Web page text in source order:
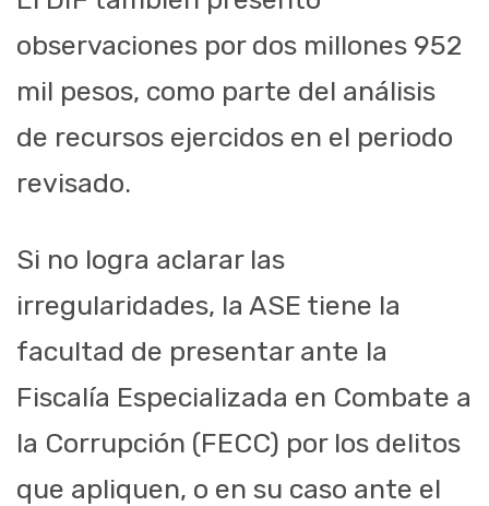
observaciones por dos millones 952
mil pesos, como parte del análisis
de recursos ejercidos en el periodo
revisado.
Si no logra aclarar las
irregularidades, la ASE tiene la
facultad de presentar ante la
Fiscalía Especializada en Combate a
la Corrupción (FECC) por los delitos
que apliquen, o en su caso ante el